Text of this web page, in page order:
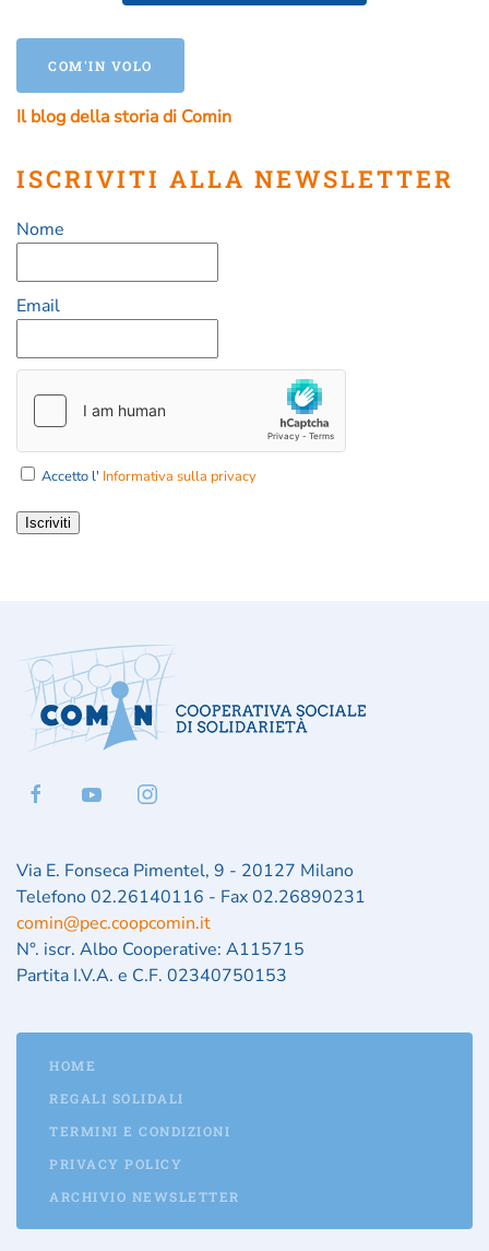
COM'IN VOLO
Il blog della storia di Comin
ISCRIVITI ALLA NEWSLETTER
Nome
Email
Accetto l' Informativa sulla privacy
Iscriviti
Via E. Fonseca Pimentel, 9 - 20127 Milano
Telefono 02.26140116 - Fax 02.26890231
comin@pec.coopcomin.it
N°. iscr. Albo Cooperative: A115715
Partita I.V.A. e C.F. 02340750153
HOME
REGALI SOLIDALI
TERMINI E CONDIZIONI
PRIVACY POLICY
ARCHIVIO NEWSLETTER